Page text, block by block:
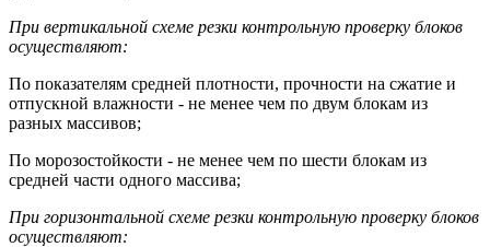
При вертикальной схеме резки контрольную проверку блоков
осуществляют:
По показателям средней плотности, прочности на сжатие и
отпускной влажности - не менее чем по двум блокам из
разных массивов;
По морозостойкости - не менее чем по шести блокам из
средней части одного массива;
При горизонтальной схеме резки контрольную проверку блоков
осуществляют: